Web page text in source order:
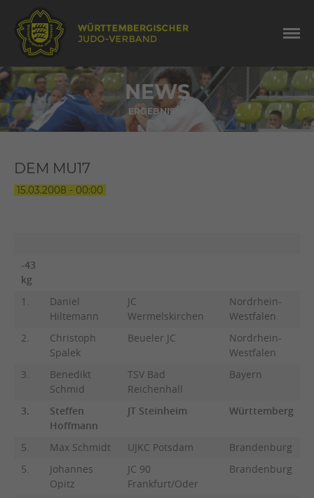
NEWS
ERGEBNISSE
DEM MU17
15.03.2008 - 00:00
-43
kg
1.
Daniel
Hiltemann
JC
Wermelskirchen
Nordrhein-
Westfalen
2.
Christoph
Spalek
Beueler JC
Nordrhein-
Westfalen
3.
Benedikt
Schmid
TSV Bad
Reichenhall
Bayern
3.
Steffen
Hoffmann
JT Steinheim Württemberg
5. Max Schmidt UJKC Potsdam
Brandenburg
5.
Johannes
Opitz
JC 90
Frankfurt/Oder
Brandenburg